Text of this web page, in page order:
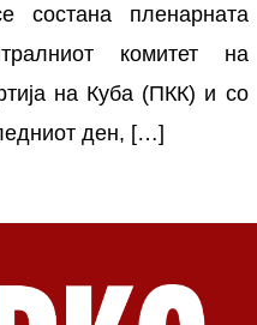
состана пленарната
комитет на
на Куба (ПКК) и со
ден, […]